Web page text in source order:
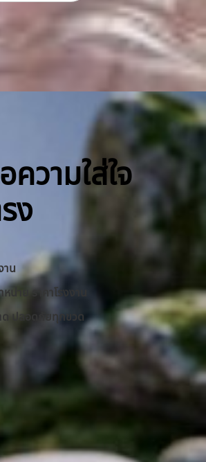
วามใส่ใจ
ง
าน
น่าย ราคาโรงงาน
ด ปลอดภัยทุกขวด